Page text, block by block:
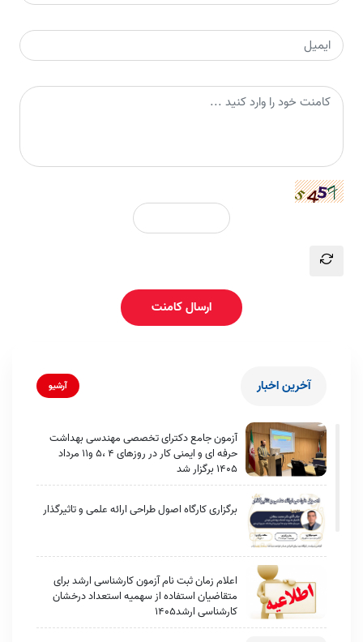
ارسال کامنت
آخرین اخبار آرشیو
آزمون جامع دکترای تخصصی مهندسی بهداشت
حرفه ای و ایمنی کار در روزهای 4 ،5 و11 مرداد
1405 برگزار شد
برگزاری کارگاه اصول طراحی ارائه علمی و تاثیرگذار
اعلام زمان ثبت نام آزمون کارشناسی ارشد برای
متقاضیان استفاده از سهمیه استعداد درخشان
کارشناسی ارشد1405